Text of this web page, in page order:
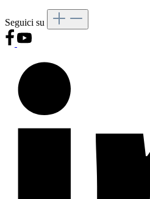
Seguici su